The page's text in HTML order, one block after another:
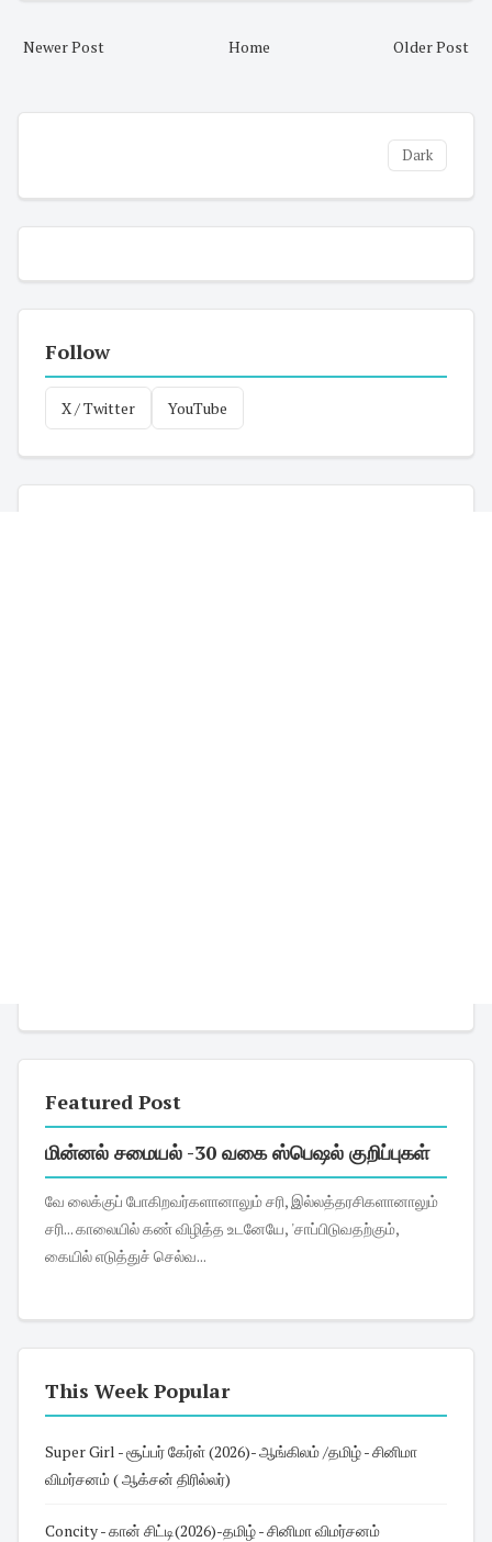
Newer Post Older Post
Home
Dark
Follow
X / Twitter YouTube
Featured Post
மின்னல் சமையல் -30 வகை ஸ்பெஷல் குறிப்புகள்
வே லைக்குப் போகிறவர்களானாலும் சரி, இல்லத்தரசிகளானாலும்
சரி... காலையில் கண் விழித்த உடனேயே, 'சாப்பிடுவதற்கும்,
கையில் எடுத்துச் செல்வ...
This Week Popular
Super Girl - சூப்பர் கேர்ள் (2026)- ஆங்கிலம் /தமிழ் - சினிமா
விமர்சனம் ( ஆக்சன் திரில்லர்)
Concity - கான் சிட்டி(2026)-தமிழ் - சினிமா விமர்சனம்